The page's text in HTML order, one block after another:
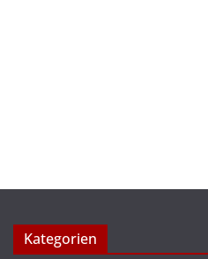
Kategorien